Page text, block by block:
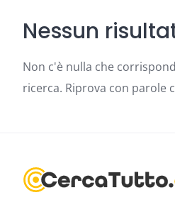
Nessun
Non c'è nulla che
ricerca. Riprova con parole